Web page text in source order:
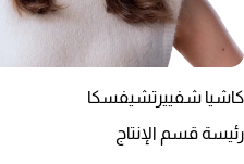
كاشيا شفييرتشيفسكا
رئيسة قسم الإنتاج